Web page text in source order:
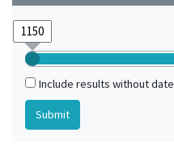
Include results without date